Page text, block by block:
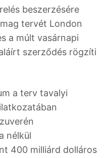
beszerzésére
tervét London
a múlt vasárnapi
szerződés rögzíti
a terv tavalyi
nélkül
400 milliárd dolláros